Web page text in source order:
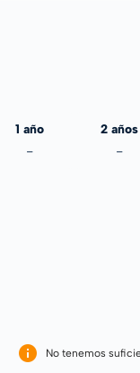
1 año
-
2 años
-
No tenemos